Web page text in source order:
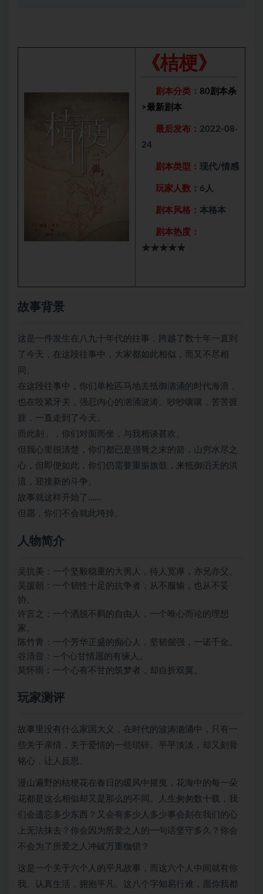
《桔梗》
剧本分类： 80剧本杀
>最新剧本
最后发布： 2022-08-
24
剧本类型： 现代/情感
玩家人数： 6人
剧本风格： 本格本
剧本热度：
★★★★★
故事背景
这是一件发生在八九十年代的往事，跨越了数十年一直到
了今天，在这段往事中，大家都如此相似，而又不尽相
同。
在这段往事中，你们单枪匹马地去抵御汹涌的时代海浪，
也在咬紧牙关，强忍内心的汹涌波涛。吵吵嚷嚷，苦苦捱
捱，一直走到了今天。
而此刻」，你们对面而坐，与我相谈甚欢。
但我心里很清楚，你们都已是强弩之末的箭，山穷水尽之
心，但即便如此，你们仍需要重振旗鼓，来抵御滔天的洪
流，迎接新的斗争。
故事就这样开始了……
但愿，你们不会就此垮掉。
人物简介
吴抗美：一个坚毅稳重的大男人，待人宽厚，亦兄亦父。
吴援朝：一个韧性十足的抗争者，从不服输，也从不妥
协。
许言之：一个洒脱不羁的自由人，一个唯心而论的理想
家。
陈竹青：一个芳华正盛的痴心人，坚韧倔强，一诺千金。
谷清音：—个心甘情愿的有缘人。
莫怀雨︰一个心有不甘的筑梦者，却自折双翼。
玩家测评
故事里没有什么家国大义，在时代的波涛汹涌中，只有一
些关于亲情，关于爱情的一些琐碎。平平淡淡，却又刻骨
铭心，让人反思。
漫山遍野的桔梗花在春日的暖风中摇曳，花海中的每一朵
花都是这么相似却又是那么的不同。人生匆匆数十载，我
们会遗忘多少东西？又会有多少人多少事会刻在我们的心
上无法抹去？你会因为所爱之人的一句话坚守多久？你会
不会为了所爱之人冲破万重枷锁？
这是一个关于六个人的平凡故事，而这六个人中间就有你
我。认真生活，拥抱平凡。这八个字知易行难，愿你我都